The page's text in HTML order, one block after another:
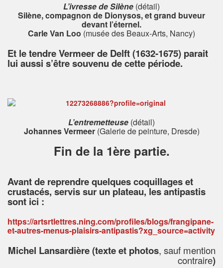
L’ivresse de Silène (détail)
Silène, compagnon de Dionysos, et grand buveur
devant l’éternel.
Carle Van Loo (musée des Beaux-Arts, Nancy)
Et le tendre Vermeer de Delft (1632-1675) parait
lui aussi s’être souvenu de cette période.
L’entremetteuse (détail)
Johannes Vermeer(Galerie de peinture, Dresde)
Fin de la 1ère partie.
Avant de reprendre quelques coquillages et
crustacés, servis sur un plateau, les antipastis
sont ici :
https://artsrtlettres.ning.com/profiles/blogs/frangipane-
et-autres-menus-plaisirs-antipastis?xg_source=activity
Michel Lansardière (texte et photos, sauf mention
contraire)